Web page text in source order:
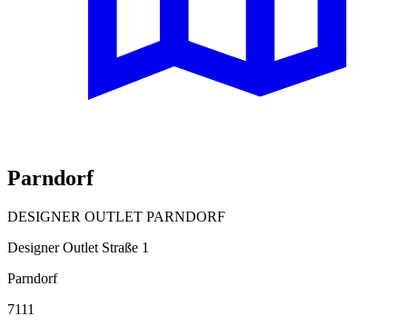
Parndorf
DESIGNER OUTLET PARNDORF
Designer Outlet Straße 1
Parndorf
7111